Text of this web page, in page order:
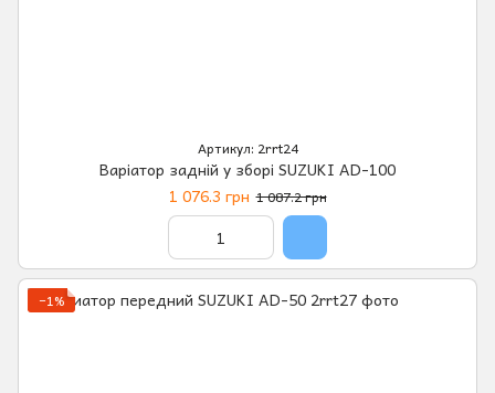
Артикул: 2rrt24
Варіатор задній у зборі SUZUKI AD-100
1 076.3 грн 1 087.2 грн
−1%